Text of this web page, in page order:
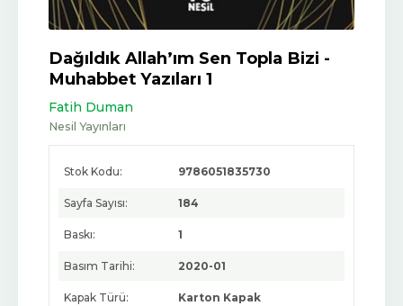
Dağıldık Allah’ım Sen Topla Bizi -
Muhabbet Yazıları 1
Fatih Duman
Nesil Yayınları
Stok Kodu: 9786051835730
Sayfa Sayısı: 184
Baskı: 1
Basım Tarihi: 2020-01
Kapak Türü: Karton Kapak